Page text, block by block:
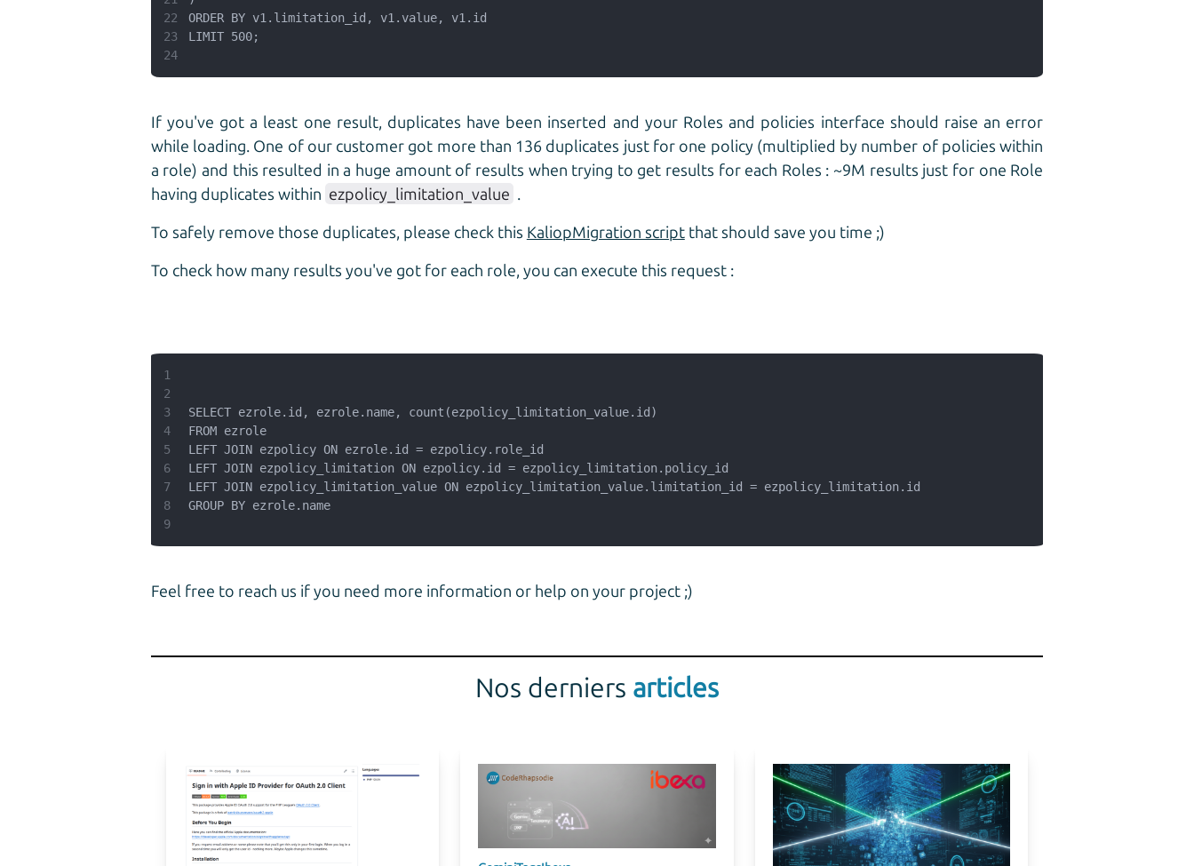
22
23
24
If you've got a least one result, duplicates have been inserted and your Roles and policies interface should raise an error
while loading. One of our customer got more than 136 duplicates just for one policy (multiplied by number of policies within
a role) and this resulted in a huge amount of results when trying to get results for each Roles : ~9M results just for one Role
having duplicates within ezpolicy_limitation_value
To safely remove those duplicates, please check this KaliopMigration scriptthat should save you time ;)
To check how many results you've got for each role, you can execute this request :
1
2
3
4
FROM ezrole
5
6
7
8
9
Feel free to reach us if you need more information or help on your project ;)
Nos derniers articles
Code Rhapsodie